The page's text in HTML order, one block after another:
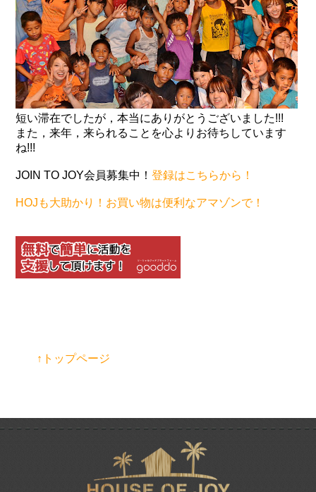
短い滞在でしたが，本当にありがとうございました!!!
また，来年，来られることを心よりお待ちしています
ね!!!
JOIN TO JOY会員募集中！登録はこちらから！
HOJも大助かり！お買い物は便利なアマゾンで！
↑トップページ